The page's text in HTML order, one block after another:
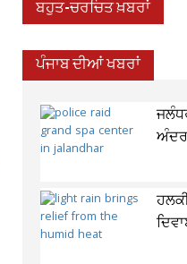
ਬਹੁਤ-ਚਰਚਿਤ ਖ਼ਬਰਾਂ
ਪੰਜਾਬ ਦੀਆਂ ਖਬਰਾਂ